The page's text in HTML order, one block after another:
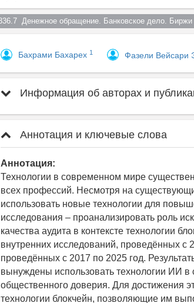
Денежное обращение. Банковское дело. Биржи
Бахрами Бахарех 1 Фазели Вейсари
Информация об авторах и
Аннотация и ключевые слова
Аннотация:
Технологии в современном мире
всех профессий. Несмотря на
использовать новые технологии для
исследования – проанализировать роль
качества аудита в контексте технологии
внутренних исследований, проведённых с
проведённых с 2017 по 2025 год.
вынуждены использовать технологии ИИ
общественного доверия. Для достижения
технологии блокчейн, позволяющие им